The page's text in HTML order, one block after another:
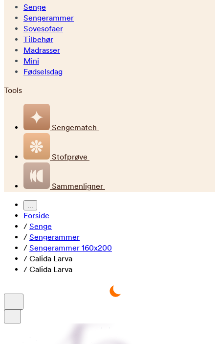
Senge
Sengerammer
Sovesofaer
Tilbehør
Madrasser
Mini
Fødselsdag
Tools
Sengematch
Stofprøve
Sammenligner
...
Forside
/ Senge
/ Sengerammer
/ Sengerammer 160x200
/ Calida Larva
/ Calida Larva